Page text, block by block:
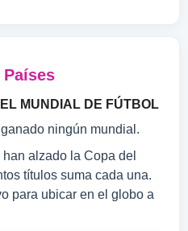
MUNDIAL DE FÚTBOL
ningún mundial.
alzado la Copa del
títulos suma cada una.
para ubicar en el globo a